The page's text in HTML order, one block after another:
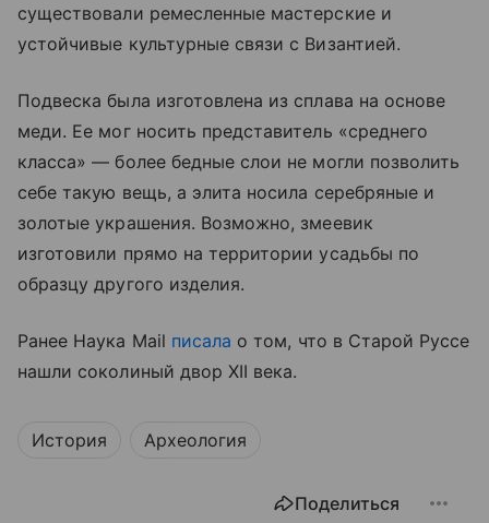
существовали ремесленные мастерские и
устойчивые культурные связи с Византией.
Подвеска была изготовлена из сплава на основе
меди. Ее мог носить представитель «среднего
класса» — более бедные слои не могли позволить
себе такую вещь, а элита носила серебряные и
золотые украшения. Возможно, змеевик
изготовили прямо на территории усадьбы по
образцу другого изделия.
Ранее Наука Mail писала о том, что в Старой Руссе
нашли соколиный двор XII века.
История Археология
Поделиться